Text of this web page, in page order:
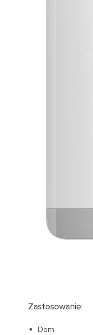
Zastosowanie:
Dom